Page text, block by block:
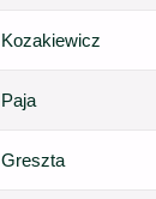
Kozakiewicz
Paja
Greszta